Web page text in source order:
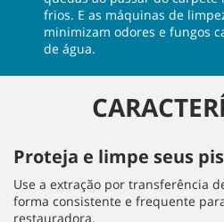
frios. E as máquinas de
minimizam odores e fungos
de água.
Proteja e limpe seus
Use a extração por transferência
forma consistente e frequente
restauradora.